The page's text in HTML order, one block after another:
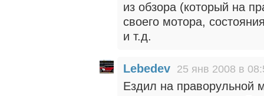
из обзора (который на
своего мотора,
и т.д.
Lebedev 25 янв 2008 в
Ездил на праворульной